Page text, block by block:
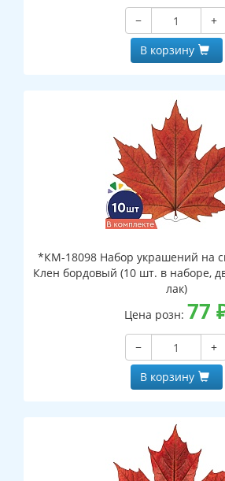
−
+
В корзину
*КМ-18098 Набор украшений на
Клен бордовый (10 шт. в наборе,
лак)
Цена розн: 77
−
+
В корзину